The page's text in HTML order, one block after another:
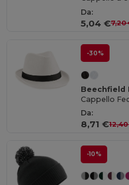
Da:
5,04 €7,20
-30%
Beechfield
Cappello
Da:
8,71 €
-10%